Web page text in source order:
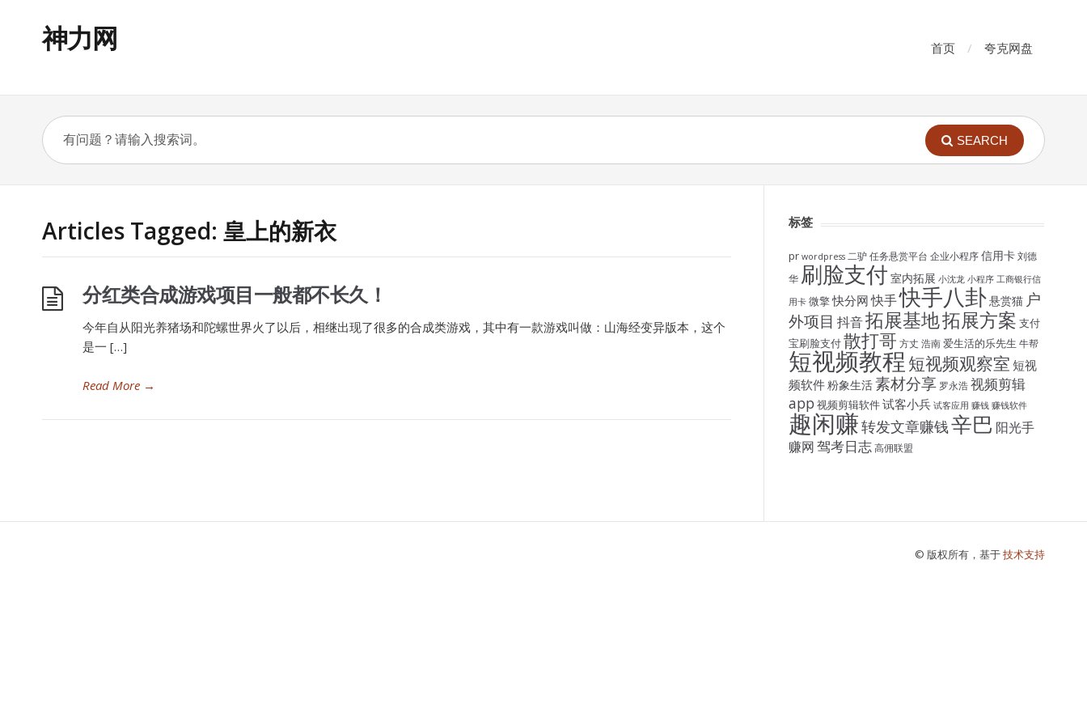
神力网 首页 夸克网盘
SEARCH
Articles Tagged: 皇上的新衣
分红类合成游戏项目一般都不长久！
今年自从阳光养猪场和陀螺世界火了以后，相继出现了很多的合成类游戏，其中有一款游戏叫做：山海经变异版本，这个
是一 […]
Read More →
标签
pr wordpress 二驴 任务悬赏平台 企业小程序 信用卡 刘德
华 刷脸支付 室内拓展 小沈龙 小程序 工商银行信
用卡 微擎快分网快手快手八卦悬赏猫 户
外项目 抖音拓展基地拓展方案 支付
宝刷脸支付散打哥 方丈 浩南 爱生活的乐先生 牛帮
短视频教程 短视频观察室 短视
频软件粉象生活素材分享 罗永浩 视频剪辑
app 视频剪辑软件试客小兵 试客应用 赚钱 赚钱软件
趣闲赚转发文章赚钱辛巴 阳光手
赚网驾考日志 高佣联盟
© 版权所有，基于技术支持